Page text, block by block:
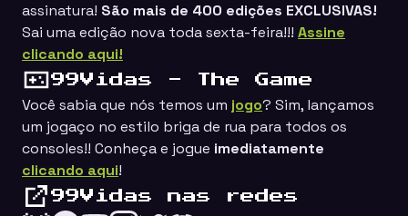
assinatura! São mais de 400 edições EXCLUSIVAS!
Sai uma edição nova toda sexta-feira!!! Assine
clicando aqui!
99Vidas - The Game
Você sabia que nós temos um jogo? Sim, lançamos
um jogaço no estilo briga de rua para todos os
consoles!! Conheça e jogue imediatamente
clicando aqui!
99Vidas nas redes